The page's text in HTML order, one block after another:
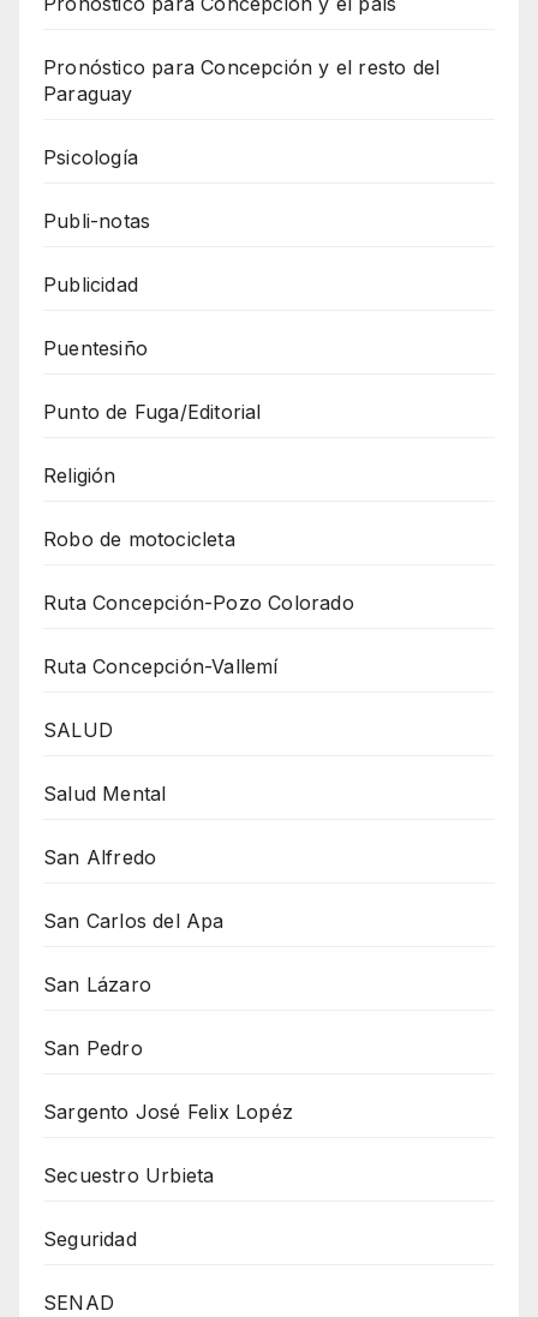
Pronóstico para Concepción y el resto del
Paraguay
Psicología
Publi-notas
Publicidad
Puentesiño
Punto de Fuga/Editorial
Religión
Robo de motocicleta
Ruta Concepción-Pozo Colorado
Ruta Concepción-Vallemí
SALUD
Salud Mental
San Alfredo
San Carlos del Apa
San Lázaro
San Pedro
Sargento José Felix Lopéz
Secuestro Urbieta
Seguridad
SENAD